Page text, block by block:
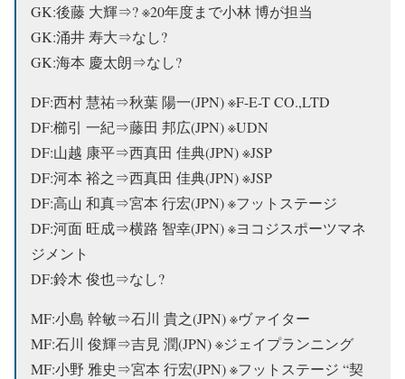
GK:後藤 大輝⇒? ※20年度まで小林 博が担当
GK:涌井 寿大⇒なし?
GK:海本 慶太朗⇒なし?
DF:西村 慧祐⇒秋葉 陽一(JPN) ※F-E-T CO.,LTD
DF:櫛引 一紀⇒藤田 邦広(JPN) ※UDN
DF:山越 康平⇒西真田 佳典(JPN) ※JSP
DF:河本 裕之⇒西真田 佳典(JPN) ※JSP
DF:高山 和真⇒宮本 行宏(JPN) ※フットステージ
DF:河面 旺成⇒横路 智幸(JPN) ※ヨコジスポーツマネ
ジメント
DF:鈴木 俊也⇒なし?
MF:小島 幹敏⇒石川 貴之(JPN) ※ヴァイター
MF:石川 俊輝⇒吉見 潤(JPN) ※ジェイプランニング
MF:小野 雅史⇒宮本 行宏(JPN) ※フットステージ “契